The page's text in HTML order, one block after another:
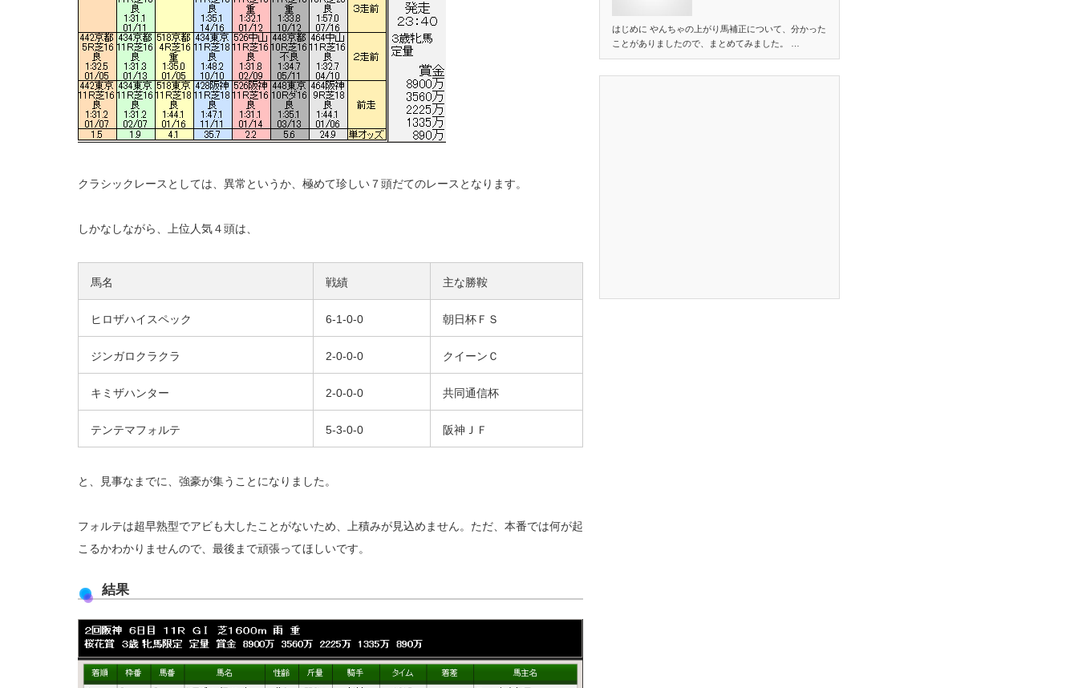
クラシックレースとしては、異常というか、極めて珍しい７頭だてのレースとなります。
しかなしながら、上位人気４頭は、
馬名 戦績 主な勝鞍
ヒロザハイスペック 6-1-0-0 朝日杯ＦＳ
ジンガロクラクラ 2-0-0-0 クイーンＣ
キミザハンター 2-0-0-0 共同通信杯
テンテマフォルテ 5-3-0-0 阪神ＪＦ
と、見事なまでに、強豪が集うことになりました。
フォルテは超早熟型でアビも大したことがないため、上積みが見込めません。ただ、本番では何が起
こるかわかりませんので、最後まで頑張ってほしいです。
結果
はじめに やんちゃの上がり馬補正について、分かった
ことがありましたので、まとめてみました。 …